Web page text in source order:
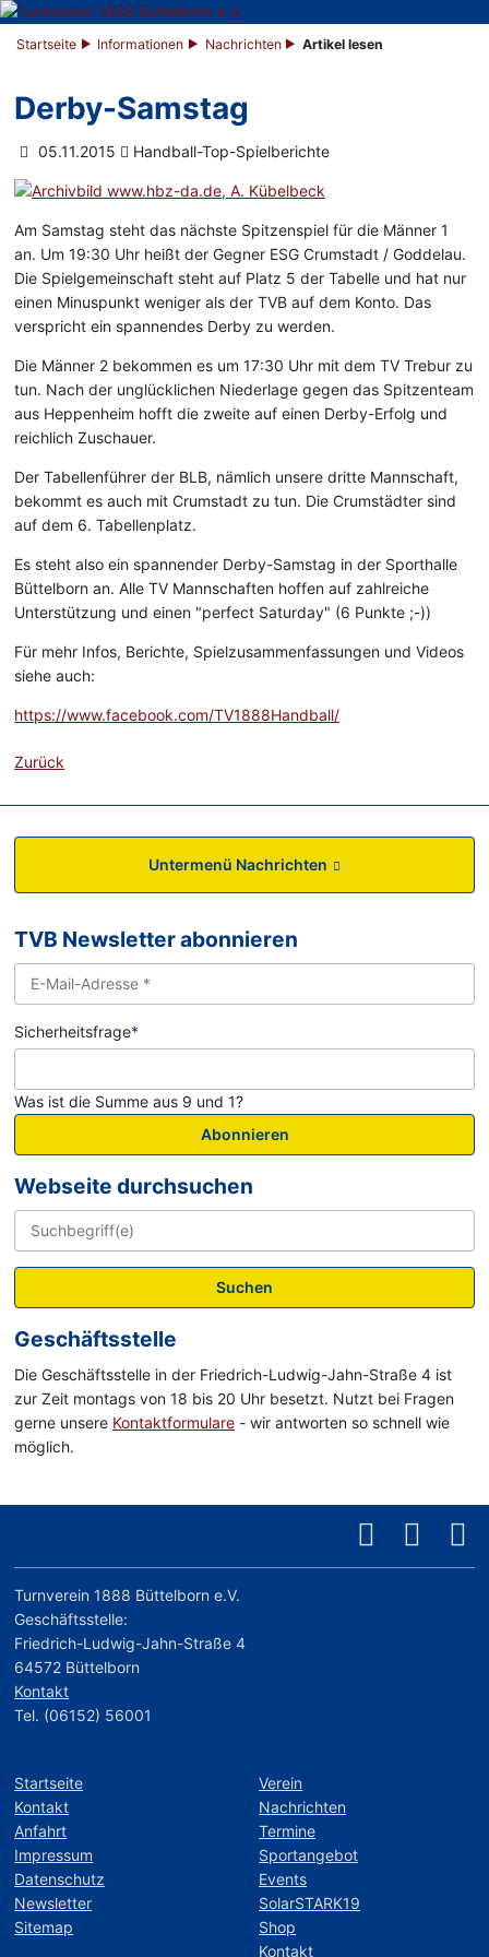
Startseite Informationen Nachrichten Artikel lesen
Derby-Samstag
05.11.2015 Handball-Top-Spielberichte
Am Samstag steht das nächste Spitzenspiel für die Männer 1
an. Um 19:30 Uhr heißt der Gegner ESG Crumstadt / Goddelau.
Die Spielgemeinschaft steht auf Platz 5 der Tabelle und hat nur
einen Minuspunkt weniger als der TVB auf dem Konto. Das
verspricht ein spannendes Derby zu werden.
Die Männer 2 bekommen es um 17:30 Uhr mit dem TV Trebur zu
tun. Nach der unglücklichen Niederlage gegen das Spitzenteam
aus Heppenheim hofft die zweite auf einen Derby-Erfolg und
reichlich Zuschauer.
Der Tabellenführer der BLB, nämlich unsere dritte Mannschaft,
bekommt es auch mit Crumstadt zu tun. Die Crumstädter sind
auf dem 6. Tabellenplatz.
Es steht also ein spannender Derby-Samstag in der Sporthalle
Büttelborn an. Alle TV Mannschaften hoffen auf zahlreiche
Unterstützung und einen "perfect Saturday" (6 Punkte ;-))
Für mehr Infos, Berichte, Spielzusammenfassungen und Videos
siehe auch:
https://www.facebook.com/TV1888Handball/
Zurück
Untermenü Nachrichten
TVB Newsletter abonnieren
Sicherheitsfrage*
Was ist die Summe aus 9 und 1?
Abonnieren
Webseite durchsuchen
Suchen
Geschäftsstelle
Die Geschäftsstelle in der Friedrich-Ludwig-Jahn-Straße 4 ist
zur Zeit montags von 18 bis 20 Uhr besetzt. Nutzt bei Fragen
gerne unsere Kontaktformulare - wir antworten so schnell wie
möglich.
Turnverein 1888 Büttelborn e.V.
Geschäftsstelle:
Friedrich-Ludwig-Jahn-Straße 4
64572 Büttelborn
Kontakt
Tel. (06152) 56001
Startseite
Kontakt
Anfahrt
Impressum
Datenschutz
Newsletter
Sitemap
Verein
Nachrichten
Termine
Sportangebot
Events
SolarSTARK19
Shop
Kontakt